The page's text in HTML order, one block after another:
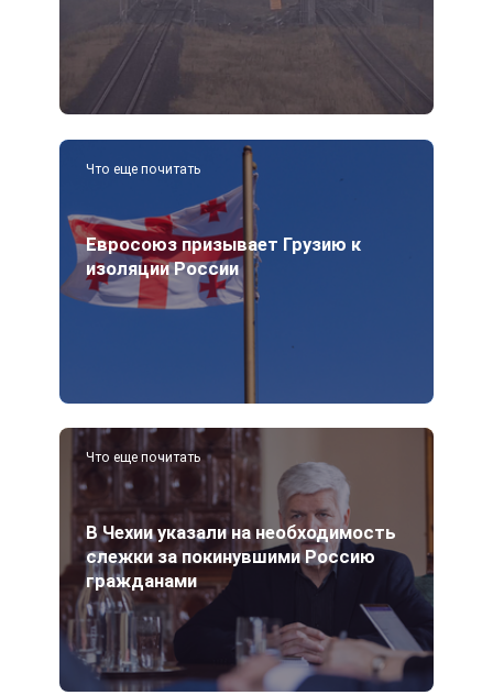
Что еще почитать
Евросоюз призывает Грузию к
изоляции России
Что еще почитать
В Чехии указали на необходимость
слежки за покинувшими Россию
гражданами